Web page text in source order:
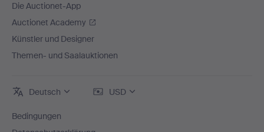
Die Auctionet-App
Auctionet Academy
Künstler und Designer
Themen- und Saalauktionen
Deutsch USD
Bedingungen